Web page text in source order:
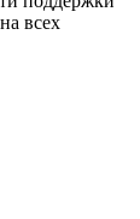
всех